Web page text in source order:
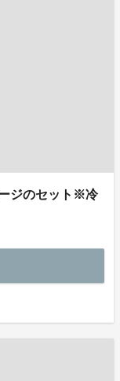
ジのセット※冷